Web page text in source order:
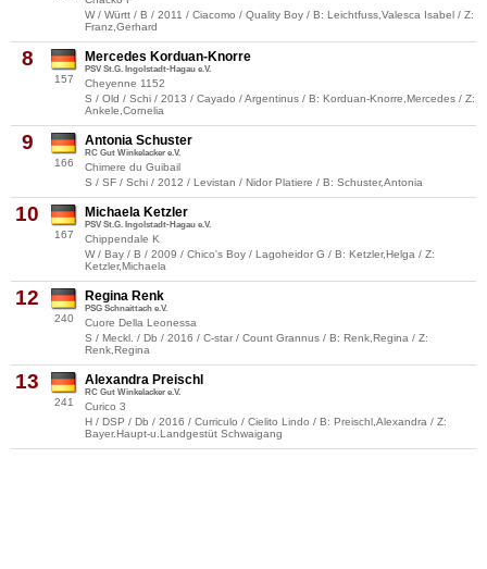
W / Württ / B / 2011 / Ciacomo / Quality Boy / B: Leichtfuss,Valesca Isabel / Z:
Franz,Gerhard
8
157
Mercedes Korduan-Knorre
PSV St.G. Ingolstadt-Hagau e.V.
Cheyenne 1152
S / Old / Schi / 2013 / Cayado / Argentinus / B: Korduan-Knorre,Mercedes / Z:
Ankele,Cornelia
9
166
Antonia Schuster
RC Gut Winkelacker e.V.
Chimere du Guibail
S / SF / Schi / 2012 / Levistan / Nidor Platiere / B: Schuster,Antonia
10
167
Michaela Ketzler
PSV St.G. Ingolstadt-Hagau e.V.
Chippendale K
W / Bay / B / 2009 / Chico's Boy / Lagoheidor G / B: Ketzler,Helga / Z:
Ketzler,Michaela
12
240
Regina Renk
PSG Schnaittach e.V.
Cuore Della Leonessa
S / Meckl. / Db / 2016 / C-star / Count Grannus / B: Renk,Regina / Z:
Renk,Regina
13
241
Alexandra Preischl
RC Gut Winkelacker e.V.
Curico 3
H / DSP / Db / 2016 / Curriculo / Cielito Lindo / B: Preischl,Alexandra / Z:
Bayer.Haupt-u.Landgestüt Schwaigang